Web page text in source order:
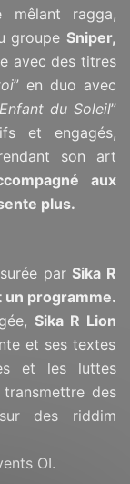
mêlant ragga,
groupe Sniper,
avec des titres
” en duo avec
Enfant du Soleil”
et engagés,
son art
aux
plus.
par Sika R
un programme.
Sika R Lion
et ses textes
et les luttes
des
des riddim
OI.